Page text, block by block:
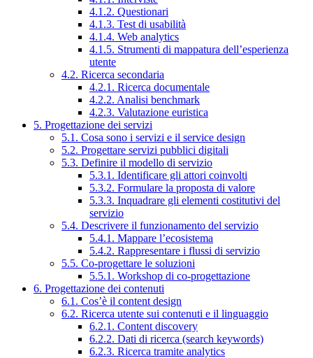
4.1.2. Questionari
4.1.3. Test di usabilità
4.1.4. Web analytics
4.1.5. Strumenti di mappatura dell’esperienza
utente
4.2. Ricerca secondaria
4.2.1. Ricerca documentale
4.2.2. Analisi benchmark
4.2.3. Valutazione euristica
5. Progettazione dei servizi
5.1. Cosa sono i servizi e il service design
5.2. Progettare servizi pubblici digitali
5.3. Definire il modello di servizio
5.3.1. Identificare gli attori coinvolti
5.3.2. Formulare la proposta di valore
5.3.3. Inquadrare gli elementi costitutivi del
servizio
5.4. Descrivere il funzionamento del servizio
5.4.1. Mappare l’ecosistema
5.4.2. Rappresentare i flussi di servizio
5.5. Co-progettare le soluzioni
5.5.1. Workshop di co-progettazione
6. Progettazione dei contenuti
6.1. Cos’è il content design
6.2. Ricerca utente sui contenuti e il linguaggio
6.2.1. Content discovery
6.2.2. Dati di ricerca (search keywords)
6.2.3. Ricerca tramite analytics